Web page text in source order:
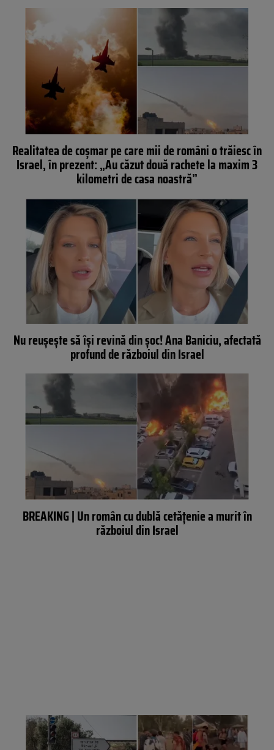
Realitatea de coșmar pe care mii de români o trăiesc în
Israel, în prezent: „Au căzut două rachete la maxim 3
kilometri de casa noastră”
Nu reușește să își revină din șoc! Ana Baniciu, afectată
profund de războiul din Israel
BREAKING | Un român cu dublă cetățenie a murit în
războiul din Israel